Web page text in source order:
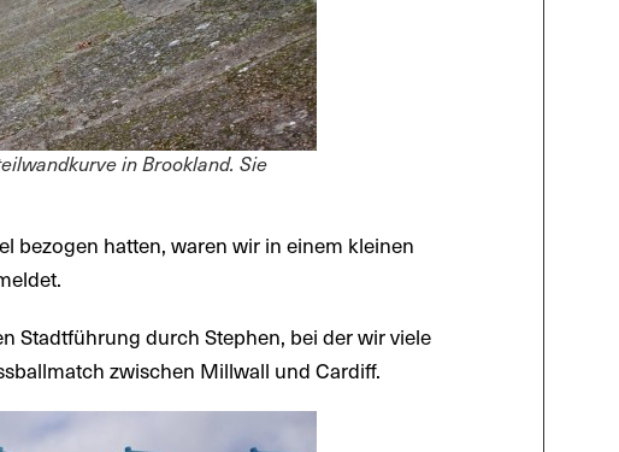
in Brookland. Sie
bezogen hatten, waren wir in einem kleinen
Stadtführung durch Stephen, bei der wir viele
zwischen Millwall und Cardiff.